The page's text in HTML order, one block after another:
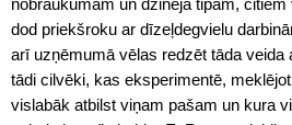
nobraukumam un dzinēja tipam,
dod priekšroku ar dīzeļdegvielu
arī uzņēmumā vēlas redzēt tāda veida
tādi cilvēki, kas eksperimentē,
vislabāk atbilst viņam pašam un kura